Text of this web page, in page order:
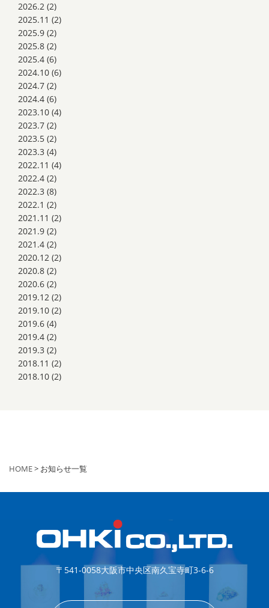
2026.2 (2)
2025.11 (2)
2025.9 (2)
2025.8 (2)
2025.4 (6)
2024.10 (6)
2024.7 (2)
2024.4 (6)
2023.10 (4)
2023.7 (2)
2023.5 (2)
2023.3 (4)
2022.11 (4)
2022.4 (2)
2022.3 (8)
2022.1 (2)
2021.11 (2)
2021.9 (2)
2021.4 (2)
2020.12 (2)
2020.8 (2)
2020.6 (2)
2019.12 (2)
2019.10 (2)
2019.6 (4)
2019.4 (2)
2019.3 (2)
2018.11 (2)
2018.10 (2)
HOME> お知らせ一覧
〒541-0058大阪市中央区南久宝寺町3-6-6